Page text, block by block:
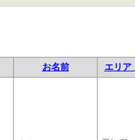
お名前 エリ